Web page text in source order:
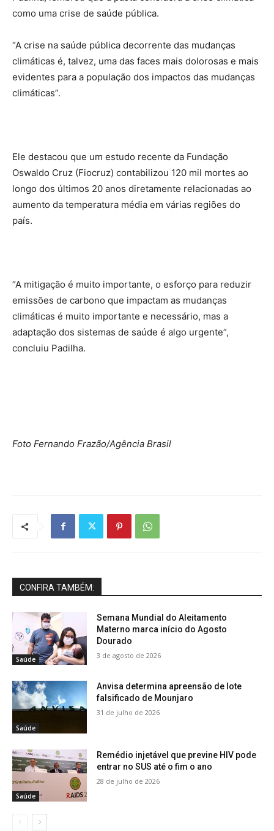
como uma crise de saúde pública.
“A crise na saúde pública decorrente das mudanças
climáticas é, talvez, uma das faces mais dolorosas e mais
evidentes para a população dos impactos das mudanças
climáticas”.
Ele destacou que um estudo recente da Fundação
Oswaldo Cruz (Fiocruz) contabilizou 120 mil mortes ao
longo dos últimos 20 anos diretamente relacionadas ao
aumento da temperatura média em várias regiões do
país.
“A mitigação é muito importante, o esforço para reduzir
emissões de carbono que impactam as mudanças
climáticas é muito importante e necessário, mas a
adaptação dos sistemas de saúde é algo urgente”,
concluiu Padilha.
Foto Fernando Frazão/Agência Brasil
CONFIRA TAMBÉM:
Saúde
Semana Mundial do Aleitamento
Materno marca início do Agosto
Dourado
3 de agosto de 2026
Saúde
Anvisa determina apreensão de lote
falsificado de Mounjaro
31 de julho de 2026
Saúde
Remédio injetável que previne HIV pode
entrar no SUS até o fim o ano
28 de julho de 2026